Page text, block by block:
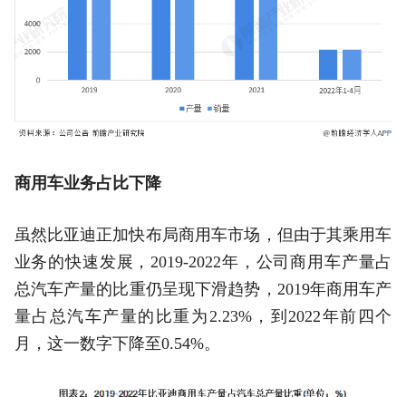
商用车业务占比下降
虽然比亚迪正加快布局商用车市场，但由于其乘用车
业务的快速发展，2019-2022年，公司商用车产量占
总汽车产量的比重仍呈现下滑趋势，2019年商用车产
量占总汽车产量的比重为2.23%，到2022年前四个
月，这一数字下降至0.54%。